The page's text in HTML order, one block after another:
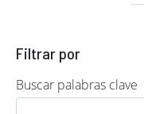
Filtrar por
Buscar palabras clave